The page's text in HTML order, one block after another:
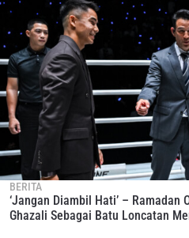
BERITA
‘Jangan Diambil Hati’ – Ramadan
Ghazali Sebagai Batu Loncatan